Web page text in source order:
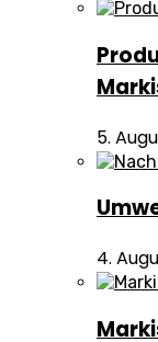
5.
4.